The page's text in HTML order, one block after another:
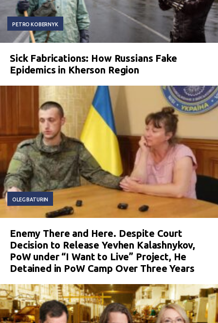
PETRO KOBERNYK
Sick Fabrications: How Russians Fake
Epidemics in Kherson Region
OLEG BATURIN
Enemy There and Here. Despite Court
Decision to Release Yevhen Kalashnykov,
PoW under “I Want to Live” Project, He
Detained in PoW Camp Over Three Years